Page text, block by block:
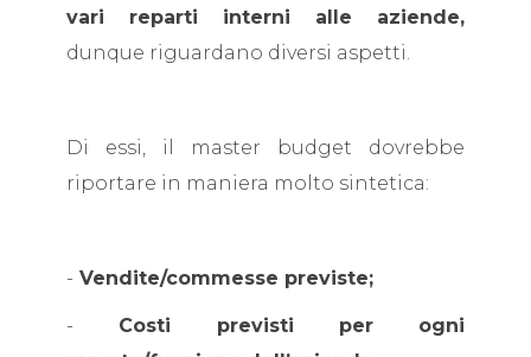
vari reparti
interni alle aziende,
dunque riguardano diversi aspetti.
Di essi, il master budget dovrebbe
riportare in maniera molto sintetica:
- Vendite/commesse previste;
- Costi previsti per ogni